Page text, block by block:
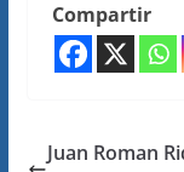
Compartir
Juan Roman